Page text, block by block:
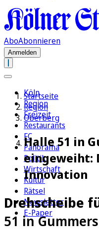
AboAbonnieren
Anmelden
Köln
Region
Freizeit
Restaurants
FC
Panorama
Politik
Wirtschaft
Kultur
Rätsel
Newsletter
E-Paper
Startseite
Region
Oberberg
Halle 51 in
eingeweiht:
Innovation
Drehscheibe
51 in